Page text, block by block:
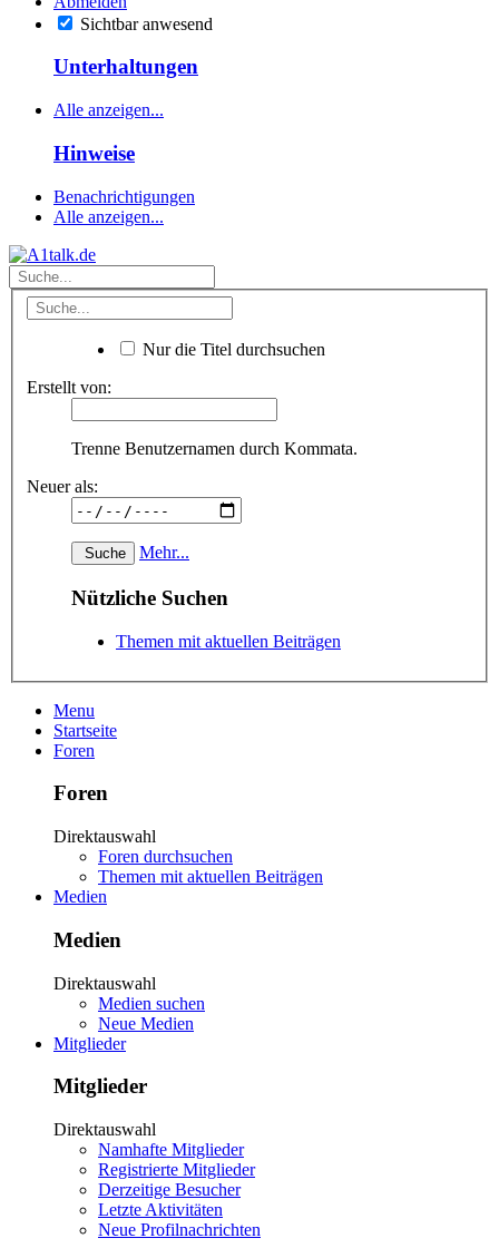
Sichtbar anwesend
Unterhaltungen
Alle anzeigen...
Hinweise
Benachrichtigungen
Alle anzeigen...
Nur die Titel durchsuchen
Erstellt von:
Trenne Benutzernamen durch Kommata.
Neuer als:
Mehr...
Nützliche Suchen
Themen mit aktuellen Beiträgen
Menu
Startseite
Foren
Foren
Direktauswahl
Foren durchsuchen
Themen mit aktuellen Beiträgen
Medien
Medien
Direktauswahl
Medien suchen
Neue Medien
Mitglieder
Mitglieder
Direktauswahl
Namhafte Mitglieder
Registrierte Mitglieder
Derzeitige Besucher
Letzte Aktivitäten
Neue Profilnachrichten